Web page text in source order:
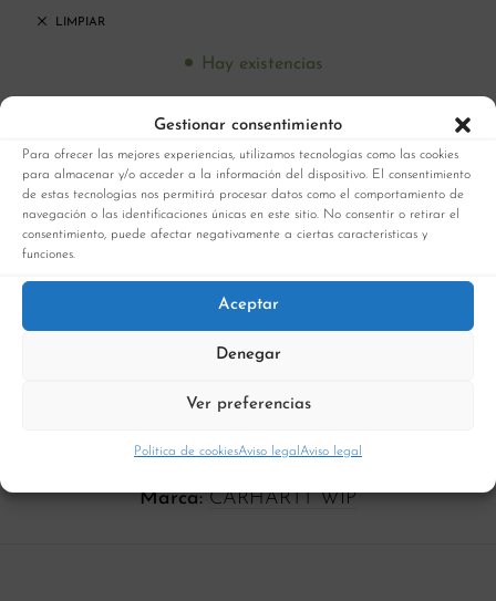
Gestionar consentimiento
Para ofrecer las mejores experiencias, utilizamos tecnologías como las cookies
para almacenar y/o acceder a la información del dispositivo. El consentimiento
de estas tecnologías nos permitirá procesar datos como el comportamiento de
navegación o las identificaciones únicas en este sitio. No consentir o retirar el
consentimiento, puede afectar negativamente a ciertas características y
funciones.
Aceptar
Denegar
Ver preferencias
Política de cookiesAviso legal Aviso legal
LIMPIAR
Hay existencias
AÑADIR AL CARRITO
COMPRAR AHORA
Marca:CARHARTT WIP